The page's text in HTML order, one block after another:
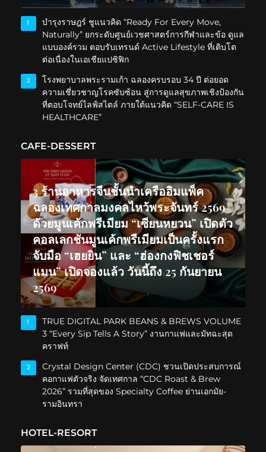
1
บำรุงราษฎร์ ชูแนวคิด “Ready For Every Move,
Naturally” ยกระดับศูนย์เวชศาสตร์การกีฬาและข้อ ดูแล
แบบองค์รวม ตอบรับเทรนด์ Active Lifestyle ที่เติบโต
ต่อเนื่องในเอเชียแปซิฟิก
2
โรงพยาบาลพระรามเก้า ฉลองครบรอบ 34 ปี ต่อยอด
ความเชี่ยวชาญโรคซับซ้อน สู่การดูแลสุขภาพเชิงป้องกัน
ที่ตอบโจทย์ไลฟ์สไตล์ ภายใต้แนวคิด “SELF-CARE IS
HEALTHCARE”
CAFE-DESSERT
3 ร้านอาหารจีนชั้นนำเครืออิมแพ็ค
ฉลองเทศกาลมงคลไหว้พระจันทร์ 2569
ด้วยมูนเค้กพรีเมียม “เซียนหยวน” เปิดตัว
คอลเลกชันมูนเค้กพรีเมียมเป็นครั้งแรก
จับมือ “เฮยยิน” และ “ฮ่องกงฟิชเชอร์
แมน” เปิดจองแล้ว วันนี้ถึง 25 กันยายน
2569
1
TRUE DIGITAL PARK BEANS & BREWS VOLUME
3 “Every Sip Tells A Story” งานกาแฟและมัทฉะสุด
คราฟท์
2
Crystal Design Center (CDC) ชวนเปิดประสบการณ์
คอกาแฟตัวจริง จัดเทศกาล “CDC Roast & Brew
2026” รวมที่สุดของ Specialty Coffee ย่านเอกมัย-
รามอินทรา
HOTEL-RESORT